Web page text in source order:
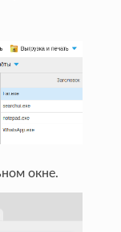
окне.